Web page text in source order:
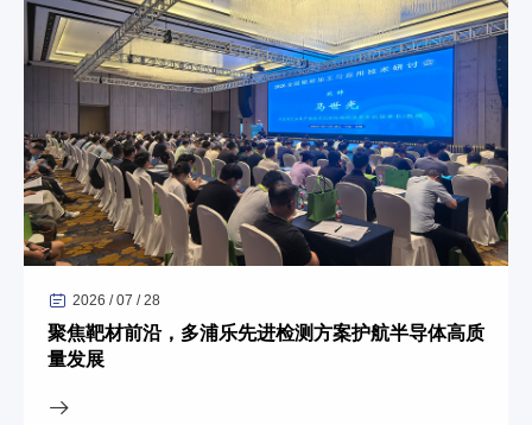
2026 / 07 / 28
聚焦靶材前沿，多浦乐先进检测方案护航半导体高质
量发展